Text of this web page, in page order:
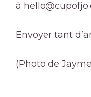
à
Envoyer tant
(Photo de